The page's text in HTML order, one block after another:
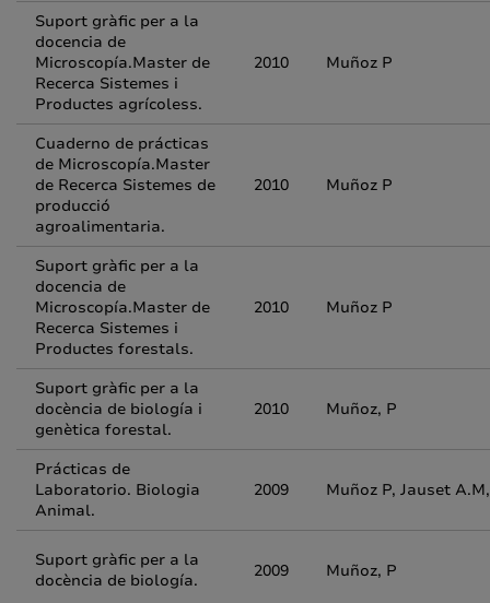
Suport gràfic per a la
docencia de
Microscopía.Master de
Recerca Sistemes i
Productes agrícoless.
2010 Muñoz P
Cuaderno de prácticas
de Microscopía.Master
de Recerca Sistemes de
producció
agroalimentaria.
2010 Muñoz P
Suport gràfic per a la
docencia de
Microscopía.Master de
Recerca Sistemes i
Productes forestals.
2010 Muñoz P
Suport gràfic per a la
docència de biología i
genètica forestal.
2010 Muñoz, P
Prácticas de
Laboratorio. Biologia
Animal.
2009 Muñoz P, Jauset
Suport gràfic per a la
docència de biología.
2009 Muñoz, P